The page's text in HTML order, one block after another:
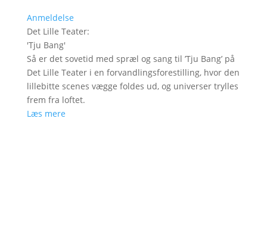
Anmeldelse
Det Lille Teater:
'Tju Bang'
Så er det sovetid med spræl og sang til ’Tju Bang’ på
Det Lille Teater i en forvandlingsforestilling, hvor den
lillebitte scenes vægge foldes ud, og universer trylles
frem fra loftet.
Læs mere